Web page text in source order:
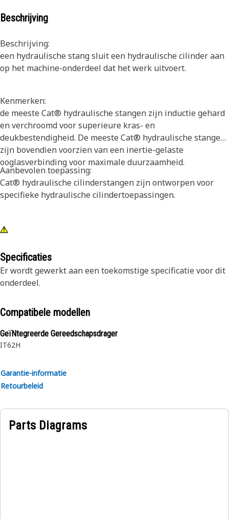
Beschrijving
Beschrijving:
een hydraulische stang sluit een hydraulische cilinder aan
op het machine-onderdeel dat het werk uitvoert.
Kenmerken:
de meeste Cat® hydraulische stangen zijn inductie gehard
en verchroomd voor superieure kras- en
deukbestendigheid. De meeste Cat® hydraulische stangen
zijn bovendien voorzien van een inertie-gelaste
ooglasverbinding voor maximale duurzaamheid.
Aanbevolen toepassing:
Cat® hydraulische cilinderstangen zijn ontworpen voor
specifieke hydraulische cilindertoepassingen.
Specificaties
Er wordt gewerkt aan een toekomstige specificatie voor dit
onderdeel.
Compatibele modellen
GeïNtegreerde Gereedschapsdrager
IT62H
Garantie-informatie
Retourbeleid
Parts Diagrams